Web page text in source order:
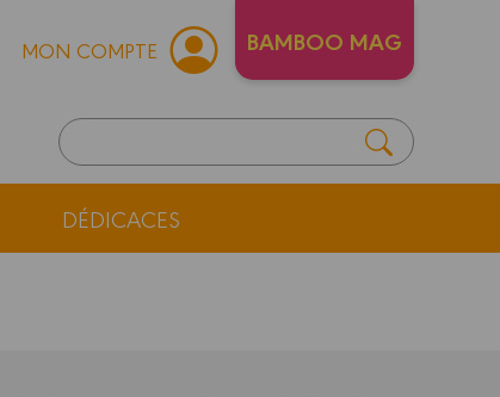
MON COMPTE BAMBOO MAG
DÉDICACES